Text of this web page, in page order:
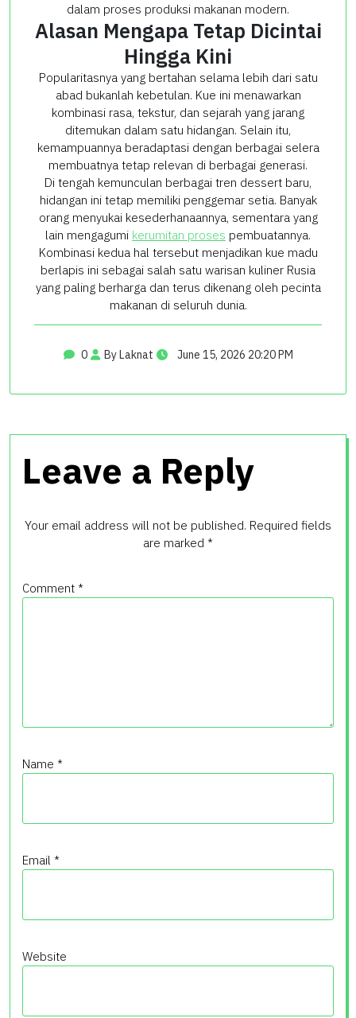
dalam proses produksi makanan modern.
Alasan Mengapa Tetap Dicintai
Hingga Kini
Popularitasnya yang bertahan selama lebih dari satu
abad bukanlah kebetulan. Kue ini menawarkan
kombinasi rasa, tekstur, dan sejarah yang jarang
ditemukan dalam satu hidangan. Selain itu,
kemampuannya beradaptasi dengan berbagai selera
membuatnya tetap relevan di berbagai generasi.
Di tengah kemunculan berbagai tren dessert baru,
hidangan ini tetap memiliki penggemar setia. Banyak
orang menyukai kesederhanaannya, sementara yang
lain mengagumi kerumitan proses pembuatannya.
Kombinasi kedua hal tersebut menjadikan kue madu
berlapis ini sebagai salah satu warisan kuliner Rusia
yang paling berharga dan terus dikenang oleh pecinta
makanan di seluruh dunia.
0 By Laknat June 15, 2026 20:20 PM
Leave a Reply
Your email address will not be published. Required fields
are marked *
Comment *
Name *
Email *
Website